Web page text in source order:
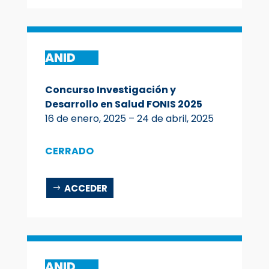
ANID
Concurso Investigación y
Desarrollo en Salud FONIS 2025
16 de enero, 2025 – 24 de abril, 2025
CERRADO
ACCEDER